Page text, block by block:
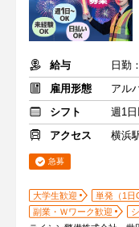
給与
日勤
雇用形態
アル
シフト
週1
アクセス
横浜
急募
大学生歓迎 単発（1日
副業・Ｗワーク歓迎